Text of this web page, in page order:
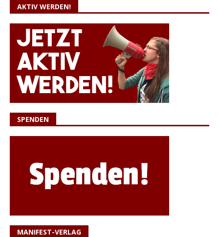
AKTIV WERDEN!
SPENDEN
MANIFEST-VERLAG